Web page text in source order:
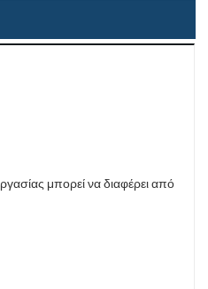
μπορεί να διαφέρει από